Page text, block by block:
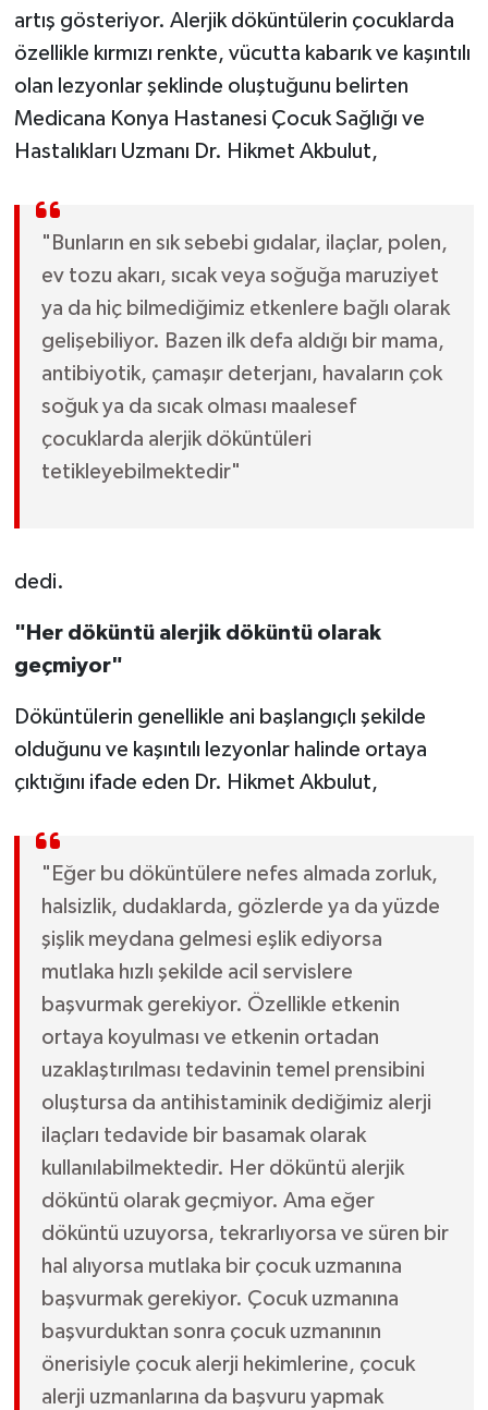
artış gösteriyor. Alerjik döküntülerin çocuklarda
özellikle kırmızı renkte, vücutta kabarık ve kaşıntılı
olan lezyonlar şeklinde oluştuğunu belirten
Medicana Konya Hastanesi Çocuk Sağlığı ve
Hastalıkları Uzmanı Dr. Hikmet Akbulut,
"Bunların en sık sebebi gıdalar, ilaçlar, polen,
ev tozu akarı, sıcak veya soğuğa maruziyet
ya da hiç bilmediğimiz etkenlere bağlı olarak
gelişebiliyor. Bazen ilk defa aldığı bir mama,
antibiyotik, çamaşır deterjanı, havaların çok
soğuk ya da sıcak olması maalesef
çocuklarda alerjik döküntüleri
tetikleyebilmektedir"
dedi.
"Her döküntü alerjik döküntü olarak
geçmiyor"
Döküntülerin genellikle ani başlangıçlı şekilde
olduğunu ve kaşıntılı lezyonlar halinde ortaya
çıktığını ifade eden Dr. Hikmet Akbulut,
"Eğer bu döküntülere nefes almada zorluk,
halsizlik, dudaklarda, gözlerde ya da yüzde
şişlik meydana gelmesi eşlik ediyorsa
mutlaka hızlı şekilde acil servislere
başvurmak gerekiyor. Özellikle etkenin
ortaya koyulması ve etkenin ortadan
uzaklaştırılması tedavinin temel prensibini
oluştursa da antihistaminik dediğimiz alerji
ilaçları tedavide bir basamak olarak
kullanılabilmektedir. Her döküntü alerjik
döküntü olarak geçmiyor. Ama eğer
döküntü uzuyorsa, tekrarlıyorsa ve süren bir
hal alıyorsa mutlaka bir çocuk uzmanına
başvurmak gerekiyor. Çocuk uzmanına
başvurduktan sonra çocuk uzmanının
önerisiyle çocuk alerji hekimlerine, çocuk
alerji uzmanlarına da başvuru yapmak